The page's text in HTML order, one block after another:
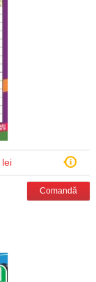
lei
Comandă